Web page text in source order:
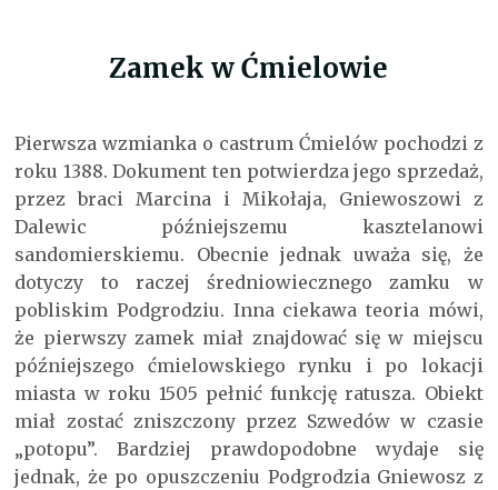
Zamek w Ćmielowie
Pierwsza wzmianka o castrum Ćmielów pochodzi z
roku 1388. Dokument ten potwierdza jego sprzedaż,
przez braci Marcina i Mikołaja, Gniewoszowi z
Dalewic późniejszemu kasztelanowi
sandomierskiemu. Obecnie jednak uważa się, że
dotyczy to raczej średniowiecznego zamku w
pobliskim Podgrodziu. Inna ciekawa teoria mówi,
że pierwszy zamek miał znajdować się w miejscu
późniejszego ćmielowskiego rynku i po lokacji
miasta w roku 1505 pełnić funkcję ratusza. Obiekt
miał zostać zniszczony przez Szwedów w czasie
„potopu”. Bardziej prawdopodobne wydaje się
jednak, że po opuszczeniu Podgrodzia Gniewosz z